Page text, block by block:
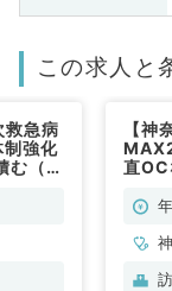
この求人と
急病
強化
む（整
【神
直OC
勤）